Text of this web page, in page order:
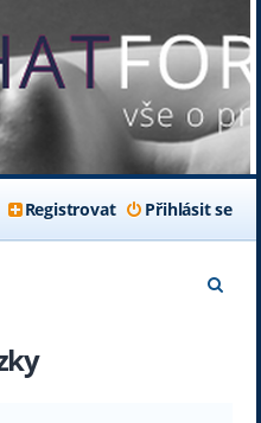
Přihlásit se
Registrovat